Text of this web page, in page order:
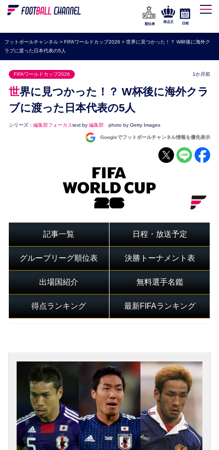
WEリーグ
海外サッカー
プレミアリーグ
ラ・リーガ
セリエA
ブンデスリーガ
UEFA
ナショナルチーム
順位表
得点王 日程
フットボールチャンネル> FIFAワールドカップ2026 > 世界に見つかった！？ W杯後に海外ク
ラブに渡った日本代表の5人
FIFAワールドカップ2026 1か月前
世界に見つかった！？ W杯後に海外クラ
ブに渡った日本代表の5人
シリーズ： 編集部フォーカスtext by 編集部 photo by Getty Images
Googleでフットボールチャンネル情報を優先表示
記事一覧 日程・放送予定
グループリーグ順位表 決勝トーナメント表
出場国紹介 無料選手名鑑
得点ランキング 最新FIFAランキング